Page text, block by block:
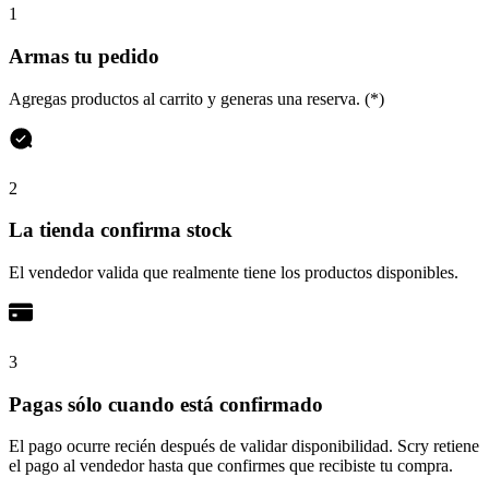
1
Armas tu pedido
Agregas productos al carrito y generas una reserva. (*)
2
La tienda confirma stock
El vendedor valida que realmente tiene los productos disponibles.
3
Pagas sólo cuando está confirmado
El pago ocurre recién después de validar disponibilidad. Scry retiene
el pago al vendedor hasta que confirmes que recibiste tu compra.